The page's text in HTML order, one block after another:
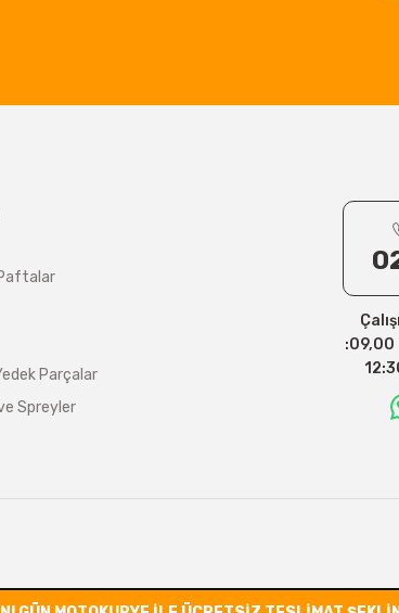
Parçalar
Spreyler
:09,00